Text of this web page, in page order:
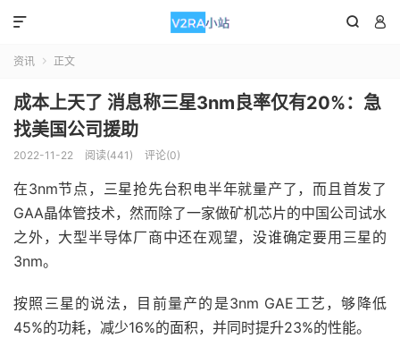
 

资讯  正文
成本上天了 消息称三星3nm良率仅有20%：急
找美国公司援助
2022-11-22 阅读(441) 评论(0)
在3nm节点，三星抢先台积电半年就量产了，而且首发了
GAA晶体管技术，然而除了一家做矿机芯片的中国公司试水
之外，大型半导体厂商中还在观望，没谁确定要用三星的
3nm。
按照三星的说法，目前量产的是3nm GAE工艺，够降低
45%的功耗，减少16%的面积，并同时提升23%的性能。